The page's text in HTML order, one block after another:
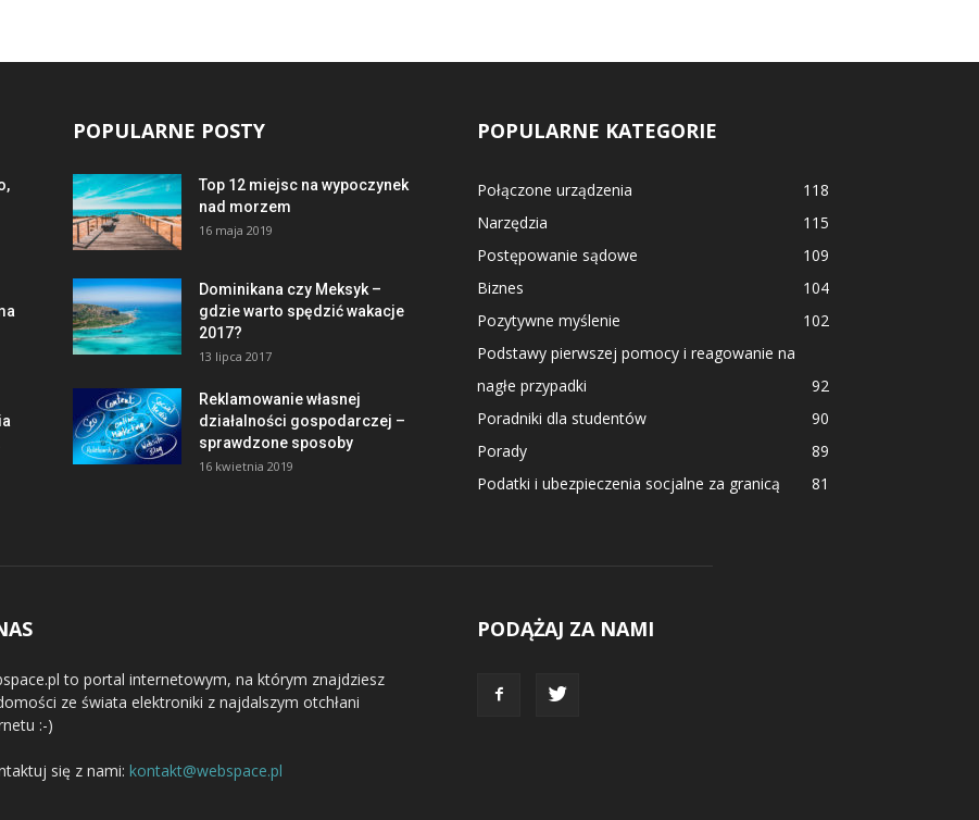
POPULARNE POSTY
Top 12 miejsc na wypoczynek
nad morzem
16 maja 2019
Dominikana czy Meksyk –
gdzie warto spędzić wakacje
2017?
13 lipca 2017
Reklamowanie własnej
działalności gospodarczej –
sprawdzone sposoby
16 kwietnia 2019
POPULARNE KATEGORIE
Połączone urządzenia
118
Narzędzia
115
Postępowanie sądowe
109
Biznes
104
Pozytywne myślenie
102
Podstawy pierwszej pomocy i reagowanie na
nagłe przypadki
92
Poradniki dla studentów
90
Porady
89
Podatki i ubezpieczenia socjalne za granicą
81
to portal internetowym, na którym znajdziesz
ze świata elektroniki z najdalszym otchłani
:-)
się z nami: kontakt@webspace.pl
PODĄŻAJ ZA NAMI